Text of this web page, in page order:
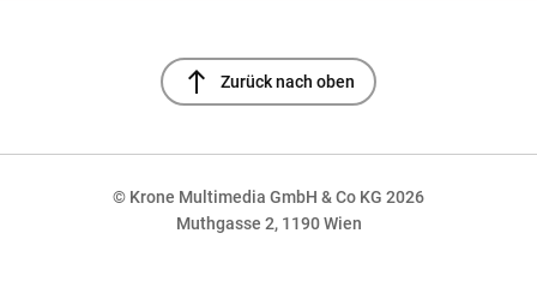
north Zurück nach oben
© Krone Multimedia GmbH & Co KG 2026
Muthgasse 2, 1190 Wien